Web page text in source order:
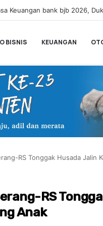
BISNIS KEUANGAN
RS Tonggak Husada Jalin
RS
Anak